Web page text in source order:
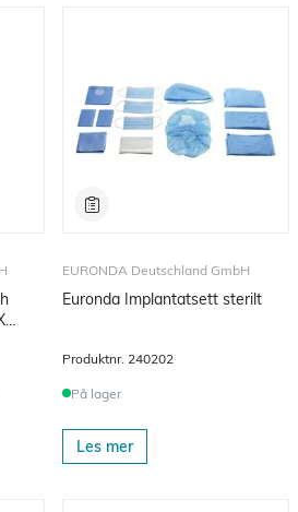
EURONDA Deutschland GmbH
Euronda Implantatsett sterilt
Produktnr. 240202
På lager
Les mer